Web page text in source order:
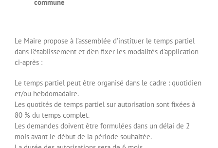
commune
Le Maire propose à l’assemblée d’instituer le temps partiel
dans l’établissement et d’en fixer les modalités d’application
ci-après :
Le temps partiel peut être organisé dans le cadre : quotidien
et/ou hebdomadaire.
Les quotités de temps partiel sur autorisation sont fixées à
80 % du temps complet.
Les demandes doivent être formulées dans un délai de 2
mois avant le début de la période souhaitée.